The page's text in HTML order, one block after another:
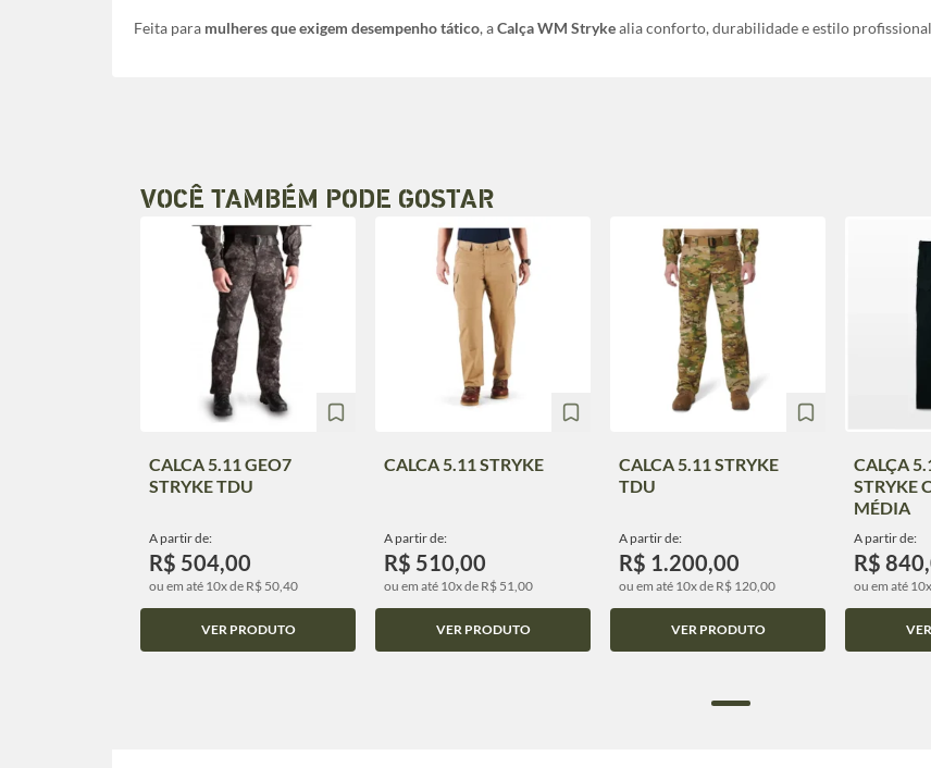
Feita para mulheres que exigem desempenho tático, aCalça WM Strykealia conforto, durabilidade e estilo
VOCÊ TAMBÉM PODE GOSTAR
CALCA 5.11 GEO7
STRYKE TDU
A partir de:
R$ 504,00
ou em até 10x de R$ 50,40
VER PRODUTO
CALCA 5.11 STRYKE
A partir de:
R$ 510,00
ou em até 10x de R$ 51,00
VER PRODUTO
CALCA 5.11 STRYKE
TDU
A partir de:
R$ 1.200,00
ou em até 10x de R$ 120,00
VER PRODUTO
CALÇA
STRYKE
MÉDIA
A partir de:
R$
ou em até